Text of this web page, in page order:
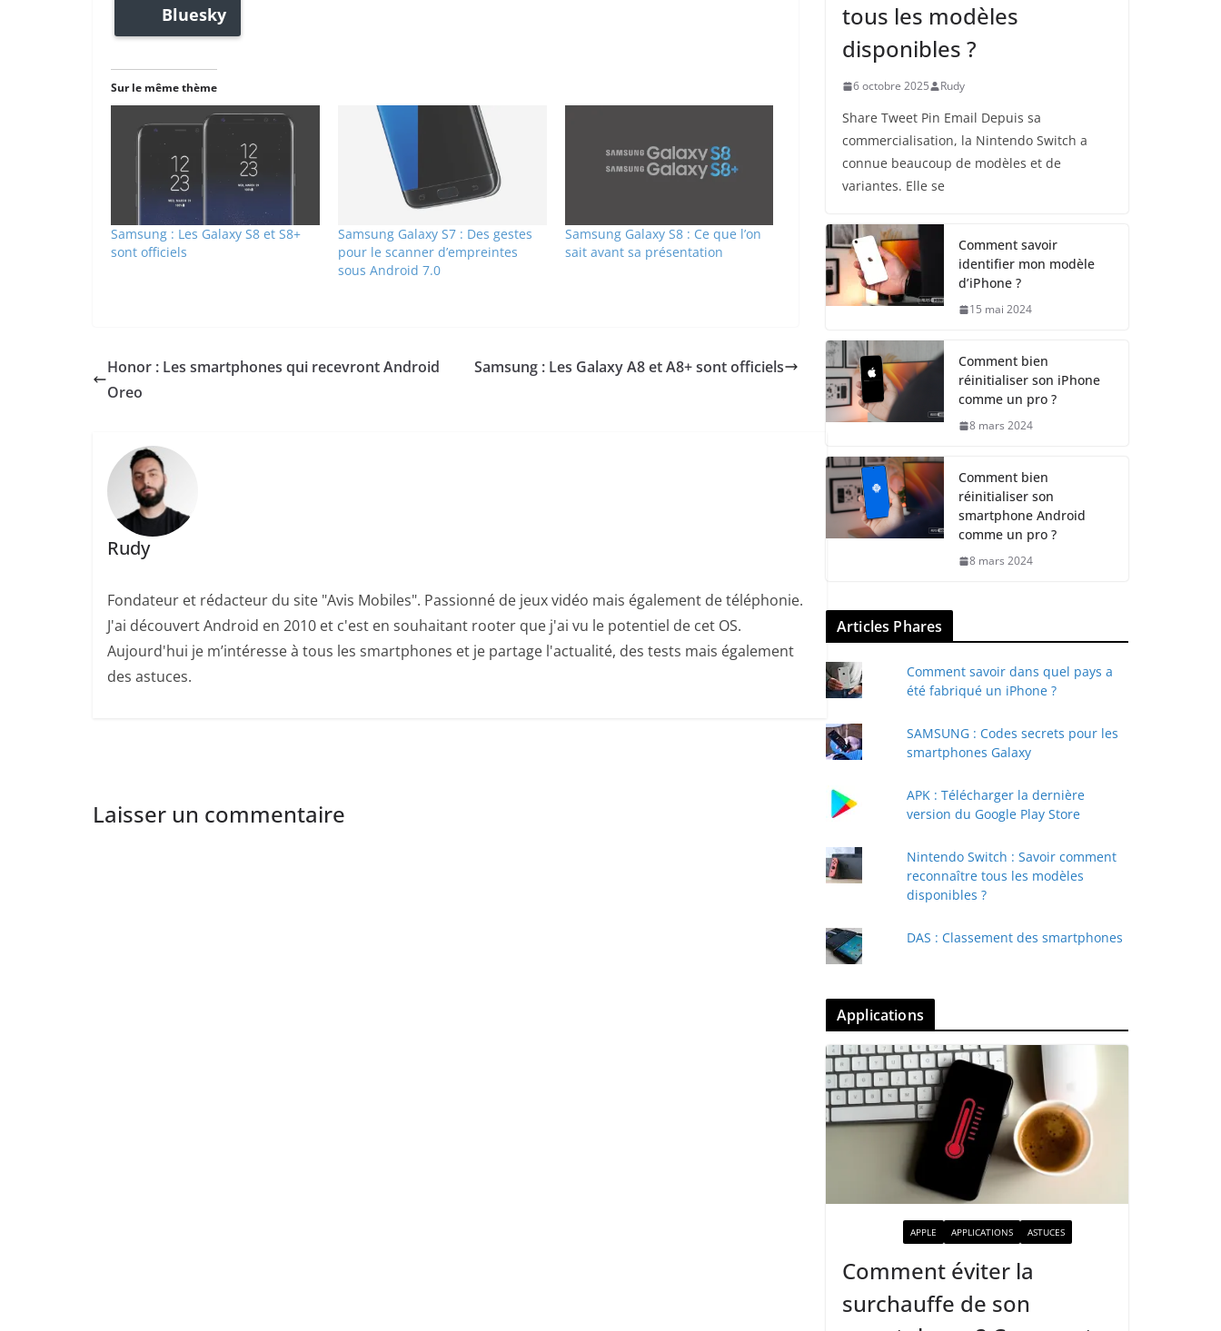
Bluesky
Sur le même thème
Samsung : Les Galaxy S8 et S8+
sont officiels
Samsung Galaxy S7 : Des gestes
pour le scanner d’empreintes
sous Android 7.0
Samsung Galaxy S8 : Ce que l’on
sait avant sa présentation
Honor : Les smartphones qui recevront Android
Oreo
Samsung : Les Galaxy A8 et A8+ sont officiels
Rudy
Fondateur et rédacteur du site "Avis Mobiles". Passionné de jeux vidéo mais également de téléphonie.
J'ai découvert Android en 2010 et c'est en souhaitant rooter que j'ai vu le potentiel de cet OS.
Aujourd'hui je m’intéresse à tous les smartphones et je partage l'actualité, des tests mais également
des astuces.
Laisser un commentaire
tous les modèles
disponibles ?
6 octobre 2025 Rudy
Share Tweet Pin Email Depuis sa
commercialisation, la Nintendo Switch a
connue beaucoup de modèles et de
variantes. Elle se
Comment savoir
identifier mon modèle
d’iPhone ?
15 mai 2024
Comment bien
réinitialiser son iPhone
comme un pro ?
8 mars 2024
Comment bien
réinitialiser son
smartphone Android
comme un pro ?
8 mars 2024
Articles Phares
Comment savoir dans quel pays a
été fabriqué un iPhone ?
SAMSUNG : Codes secrets pour les
smartphones Galaxy
APK : Télécharger la dernière
version du Google Play Store
Nintendo Switch : Savoir comment
reconnaître tous les modèles
disponibles ?
DAS : Classement des smartphones
Applications
APPLE APPLICATIONS ASTUCES
Comment éviter la
surchauffe de son